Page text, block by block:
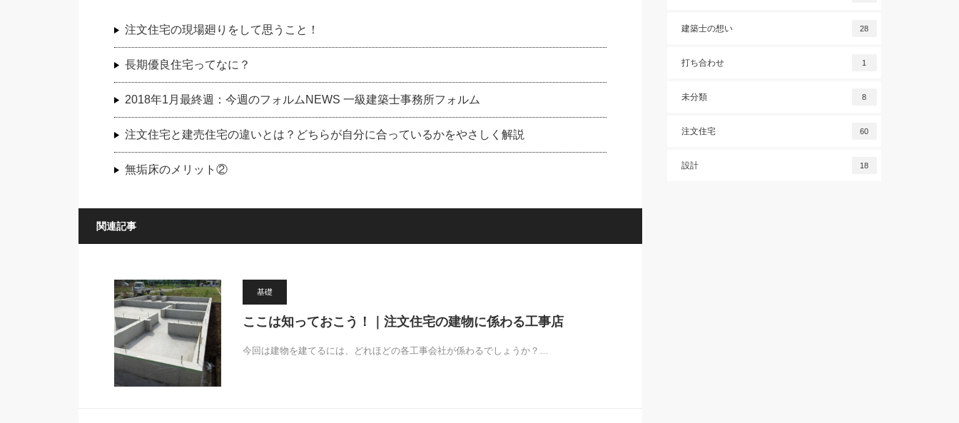
注文住宅の現場廻りをして思うこと！
長期優良住宅ってなに？
2018年1月最終週：今週のフォルムNEWS 一級建築士事務所フォルム
注文住宅と建売住宅の違いとは？どちらが自分に合っているかをやさしく解説
無垢床のメリット②
関連記事
基礎
ここは知っておこう！｜注文住宅の建物に係わる工事店
今回は建物を建てるには、どれほどの各工事会社が係わるでしょうか？…
建築士の想い 28
打ち合わせ 1
未分類 8
注文住宅 60
設計 18